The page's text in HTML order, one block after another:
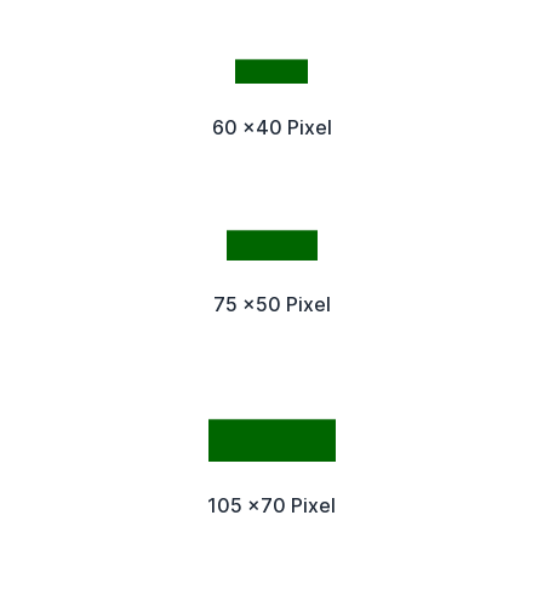
60 x40 Pixel
75 x50 Pixel
105 x70 Pixel